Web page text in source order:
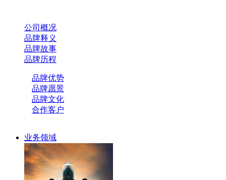
公司概况
品牌释义
品牌故事
品牌历程
品牌优势
品牌愿景
品牌文化
合作客户
业务领域